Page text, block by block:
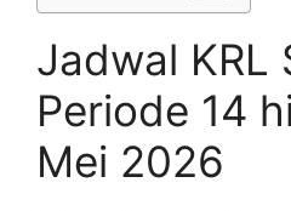
Jadwal KRL
Periode 14
Mei 2026